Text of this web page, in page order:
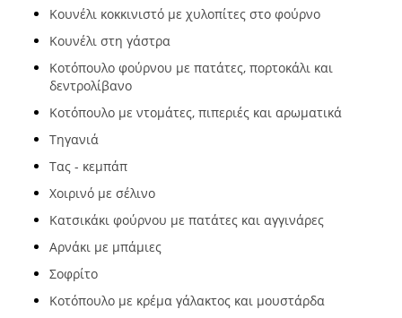
Κουνέλι κοκκινιστό με χυλοπίτες στο φούρνο
Κουνέλι στη γάστρα
Κοτόπουλο φούρνου με πατάτες, πορτοκάλι και
δεντρολίβανο
Κοτόπουλο με ντομάτες, πιπεριές και αρωματικά
Τηγανιά
Τας - κεμπάπ
Χοιρινό με σέλινο
Κατσικάκι φούρνου με πατάτες και αγγινάρες
Αρνάκι με μπάμιες
Σοφρίτο
Κοτόπουλο με κρέμα γάλακτος και μουστάρδα